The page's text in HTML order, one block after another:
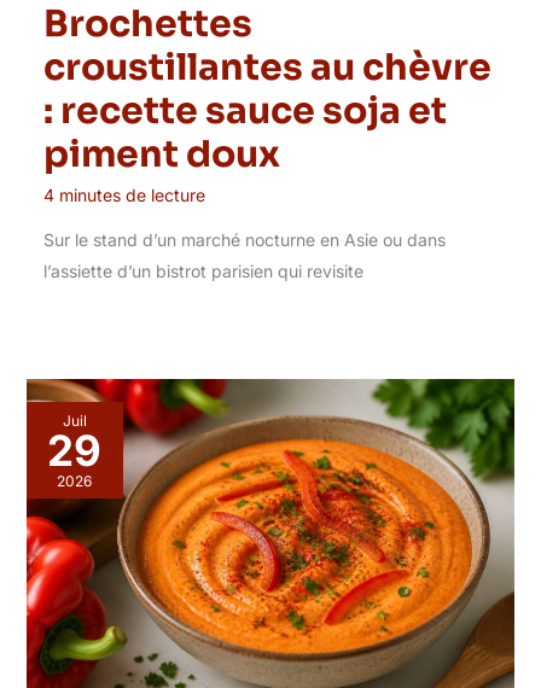
Brochettes
croustillantes au chèvre
: recette sauce soja et
piment doux
4 minutes de lecture
Sur le stand d’un marché nocturne en Asie ou dans
l’assiette d’un bistrot parisien qui revisite
Juil
29
2026